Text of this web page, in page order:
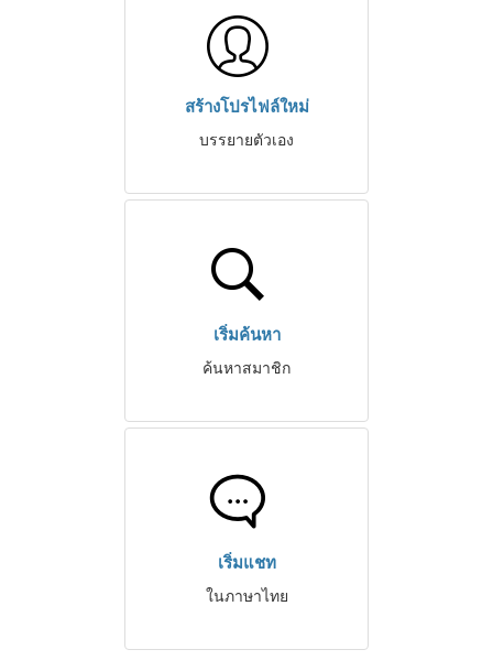
สร้างโปรไฟล์ใหม่
บรรยายตัวเอง
เริ่มค้นหา
ค้นหาสมาชิก
เริ่มแชท
ในภาษาไทย